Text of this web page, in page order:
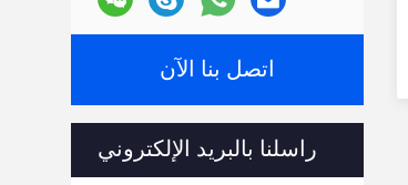
اتصل بنا الآن
راسلنا بالبريد الإلكتروني